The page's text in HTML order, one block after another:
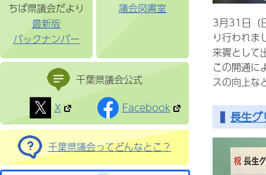
ちば県議会だより
最新版
バックナンバー
議会図書室
千葉県議会公式
X
Facebook
千葉県議会ってどんなとこ？
3月31日（
り行われま
来賓として
この開通に
スの向上な
長生